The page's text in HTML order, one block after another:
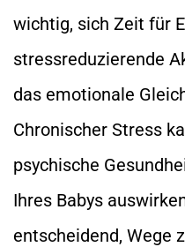
wichtig, sich Zeit für
stressreduzierende
das emotionale
Chronischer Stress
psychische
Ihres Babys
entscheidend, Wege